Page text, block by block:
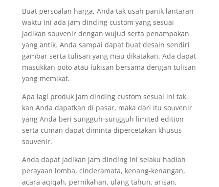
Buat persoalan harga, Anda tak usah panik lantaran
waktu ini ada jam dinding custom yang sesuai
jadikan souvenir dengan wujud serta penampakan
yang antik. Anda sampai dapat buat desain sendiri
gambar serta tulisan yang mau dikatakan. Ada dapat
masukkan poto atau lukisan bersama dengan tulisan
yang memikat.
Apa lagi produk jam dinding custom sesuai ini tak
kan Anda dapatkan di pasar, maka dari itu souvenir
yang Anda beri sungguh-sungguh limited edition
serta cuman dapat diminta dipercetakan khusus
souvenir.
Anda dapat jadikan jam dinding ini selaku hadiah
perayaan lomba, cinderamata, kenang-kenangan,
acara aqiqah, pernikahan, ulang tahun, arisan,